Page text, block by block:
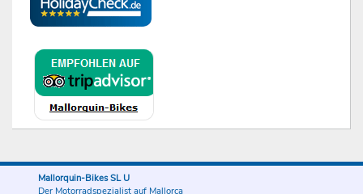
Mallorquin-Bikes SL U
Der Motorradspezialist auf Mallorca